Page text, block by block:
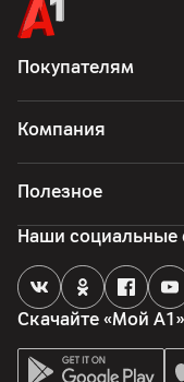
Покупателям
Компания
Полезное
Скачайте «Мой А1»
Наши социальные